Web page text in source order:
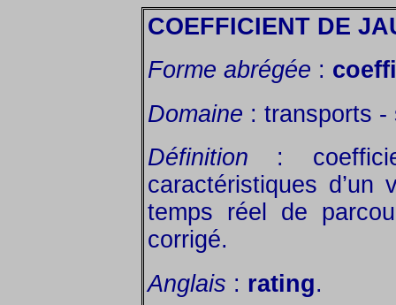
COEFFICIENT DE
Forme abrégée :
Domaine : transports
Définition :
caractéristiques d’un
temps réel de
corrigé.
Anglais : rating.